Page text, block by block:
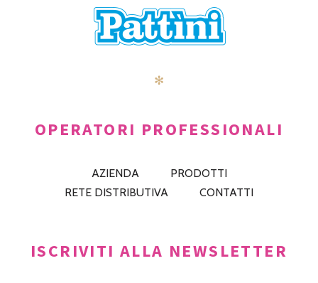
✻
OPERATORI PROFESSIONALI
AZIENDA
PRODOTTI
RETE DISTRIBUTIVA
CONTATTI
ISCRIVITI ALLA NEWSLETTER